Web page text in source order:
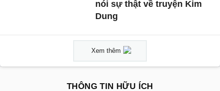
nói sự thật về truyện Kim
Dung
Xem thêm
THÔNG TIN HỮU ÍCH